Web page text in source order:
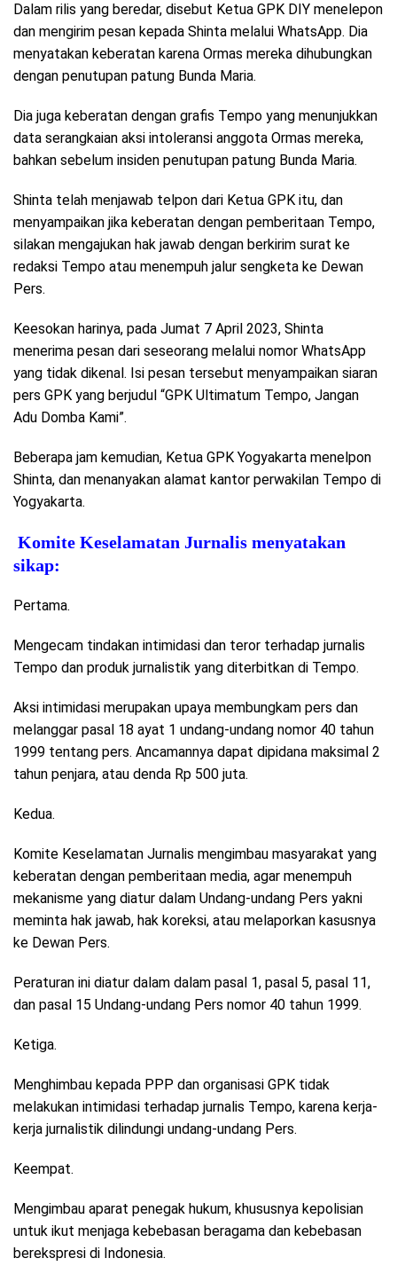
Dalam rilis yang beredar, disebut Ketua GPK DIY menelepon
dan mengirim pesan kepada Shinta melalui WhatsApp. Dia
menyatakan keberatan karena Ormas mereka dihubungkan
dengan penutupan patung Bunda Maria.
Dia juga keberatan dengan grafis Tempo yang menunjukkan
data serangkaian aksi intoleransi anggota Ormas mereka,
bahkan sebelum insiden penutupan patung Bunda Maria.
Shinta telah menjawab telpon dari Ketua GPK itu, dan
menyampaikan jika keberatan dengan pemberitaan Tempo,
silakan mengajukan hak jawab dengan berkirim surat ke
redaksi Tempo atau menempuh jalur sengketa ke Dewan
Pers.
Keesokan harinya, pada Jumat 7 April 2023, Shinta
menerima pesan dari seseorang melalui nomor WhatsApp
yang tidak dikenal. Isi pesan tersebut menyampaikan siaran
pers GPK yang berjudul “GPK Ultimatum Tempo, Jangan
Adu Domba Kami”.
Beberapa jam kemudian, Ketua GPK Yogyakarta menelpon
Shinta, dan menanyakan alamat kantor perwakilan Tempo di
Yogyakarta.
Komite Keselamatan Jurnalis menyatakan
sikap:
Pertama.
Mengecam tindakan intimidasi dan teror terhadap jurnalis
Tempo dan produk jurnalistik yang diterbitkan di Tempo.
Aksi intimidasi merupakan upaya membungkam pers dan
melanggar pasal 18 ayat 1 undang-undang nomor 40 tahun
1999 tentang pers. Ancamannya dapat dipidana maksimal 2
tahun penjara, atau denda Rp 500 juta.
Kedua.
Komite Keselamatan Jurnalis mengimbau masyarakat yang
keberatan dengan pemberitaan media, agar menempuh
mekanisme yang diatur dalam Undang-undang Pers yakni
meminta hak jawab, hak koreksi, atau melaporkan kasusnya
ke Dewan Pers.
Peraturan ini diatur dalam dalam pasal 1, pasal 5, pasal 11,
dan pasal 15 Undang-undang Pers nomor 40 tahun 1999.
Ketiga.
Menghimbau kepada PPP dan organisasi GPK tidak
melakukan intimidasi terhadap jurnalis Tempo, karena kerja-
kerja jurnalistik dilindungi undang-undang Pers.
Keempat.
Mengimbau aparat penegak hukum, khususnya kepolisian
untuk ikut menjaga kebebasan beragama dan kebebasan
berekspresi di Indonesia.